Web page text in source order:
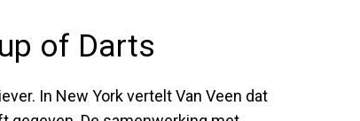
of Darts
In New York vertelt Van Veen dat